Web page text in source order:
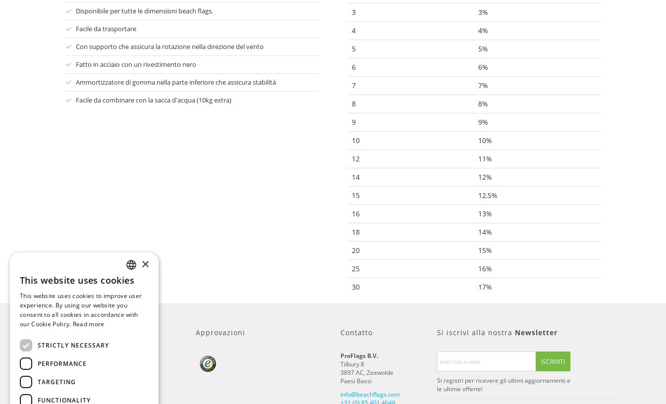
Disponibile per tutte le dimensioni beach flags.
Facile da trasportare
Con supporto che assicura la rotazione nella direzione del vento
Fatto in acciaio con un rivestimento nero
Ammortizzatore di gomma nella parte inferiore che assicura stabilità
Facile da combinare con la sacca d'acqua (10kg extra)
3
3%
4
4%
5
5%
6
6%
7
7%
8
8%
9
9%
10
10%
12
11%
14
12%
15
12,5%
16
13%
18
14%
20
15%
25
16%
30
17%
Informazioni legali
Termini e condizioni
Approvazioni Contatto
ProFlags B.V.
Tilbury 8
3897 AC, Zeewolde
Paesi Bassi
info@beachflags.com
Si iscrivi alla nostra Newsletter
ISCRIVITI
Si registri per ricevere gli ultimi aggiornamenti e
le ultime offerte!
ENGLISH
DUTCH
GERMAN
×
This website uses cookies
This website uses cookies to improve user
experience. By using our website you
consent to all cookies in accordance with
our Cookie Policy. Read more
STRICTLY NECESSARY
PERFORMANCE
TARGETING
FUNCTIONALITY